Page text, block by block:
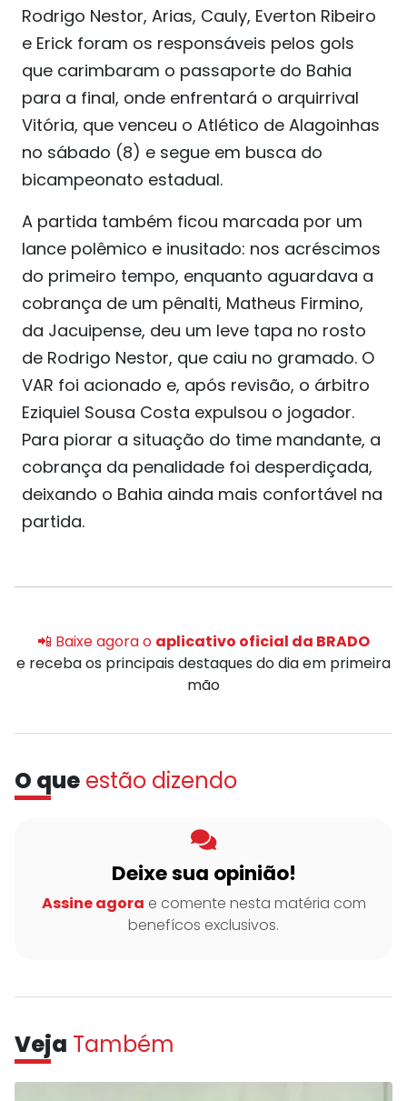
Rodrigo Nestor, Arias, Cauly, Everton Ribeiro
e Erick foram os responsáveis pelos gols
que carimbaram o passaporte do Bahia
para a final, onde enfrentará o arquirrival
Vitória, que venceu o Atlético de Alagoinhas
no sábado (8) e segue em busca do
bicampeonato estadual.
A partida também ficou marcada por um
lance polêmico e inusitado: nos acréscimos
do primeiro tempo, enquanto aguardava a
cobrança de um pênalti, Matheus Firmino,
da Jacuipense, deu um leve tapa no rosto
de Rodrigo Nestor, que caiu no gramado. O
VAR foi acionado e, após revisão, o árbitro
Eziquiel Sousa Costa expulsou o jogador.
Para piorar a situação do time mandante, a
cobrança da penalidade foi desperdiçada,
deixando o Bahia ainda mais confortável na
partida.
📲 Baixe agora o aplicativo oficial da BRADO
e receba os principais destaques do dia em primeira
mão
O que estão dizendo
Deixe sua opinião!
Assine agora e comente nesta matéria com
benefícos exclusivos.
Veja Também